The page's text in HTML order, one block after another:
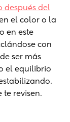
después del
el color o la
en este
con
ser más
el equilibrio
te revisen.